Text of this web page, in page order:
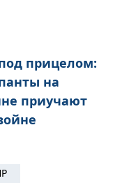
прицелом:
на
приучают